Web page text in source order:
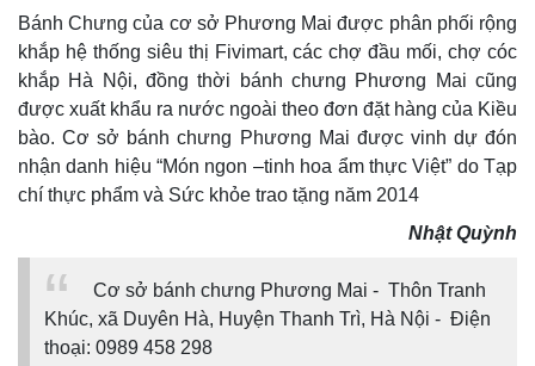
Bánh Chưng của cơ sở Phương Mai được phân phối rộng
khắp hệ thống siêu thị Fivimart, các chợ đầu mối, chợ cóc
khắp Hà Nội, đồng thời bánh chưng Phương Mai cũng
được xuất khẩu ra nước ngoài theo đơn đặt hàng của Kiều
bào. Cơ sở bánh chưng Phương Mai được vinh dự đón
nhận danh hiệu “Món ngon –tinh hoa ẩm thực Việt” do Tạp
chí thực phẩm và Sức khỏe trao tặng năm 2014
Nhật Quỳnh
Cơ sở bánh chưng Phương Mai - Thôn Tranh
Khúc, xã Duyên Hà, Huyện Thanh Trì, Hà Nội - Điện
thoại: 0989 458 298